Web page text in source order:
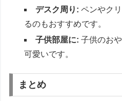
デスク周り: ペンやク
るのもおすすめです。
子供部屋に: 子供のお
可愛いです。
まとめ